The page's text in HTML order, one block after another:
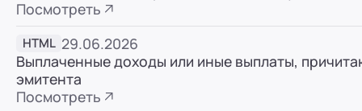
ООО "ПР-Лизинг"
РоссияИркутск
8 (800) 250-25-31 (вн. 153)
mail@pr-liz.ru
8
ООО "ПР-Лизинг"
Посмотреть
HTML 29.06.2026
Выплаченные доходы или иные выплаты,
эмитента
Посмотреть